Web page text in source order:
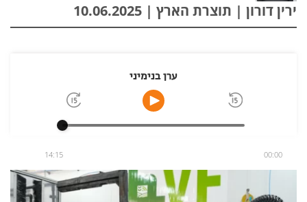
ירין דורון | תוצרת הארץ | 10.06.2025
ערן בנימיני
00:00
14:15